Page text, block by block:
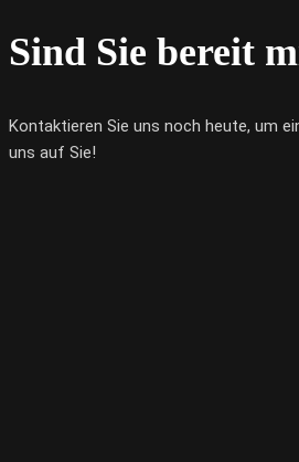
Sind Sie bereit
Kontaktieren Sie uns noch heute, um
uns auf Sie!